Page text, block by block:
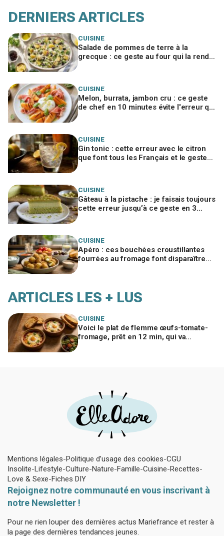
DERNIERS ARTICLES
CUISINE
Salade de pommes de terre à la
grecque : ce geste au four qui la rend
CUISINE
Melon, burrata, jambon cru : ce geste
de chef en 10 minutes évite l'erreur qui
CUISINE
Gin tonic : cette erreur avec le citron
que font tous les Français et le geste
CUISINE
Gâteau à la pistache : je faisais toujours
cette erreur jusqu’à ce geste en 3
CUISINE
Apéro : ces bouchées croustillantes
fourrées au fromage font disparaître
ARTICLES LES + LUS
CUISINE
Voici le plat de flemme œufs-tomate-
fromage, prêt en 12 min, qui va
Mentions légales Politique d’usage des cookies CGU
Insolite Lifestyle Culture Nature Famille Cuisine Recettes
Love & Sexe Fiches DIY
Rejoignez notre communauté en vous inscrivant à
notre Newsletter !
Pour ne rien louper des dernières actus Mariefrance et rester à
la page des dernières tendances jeunes.